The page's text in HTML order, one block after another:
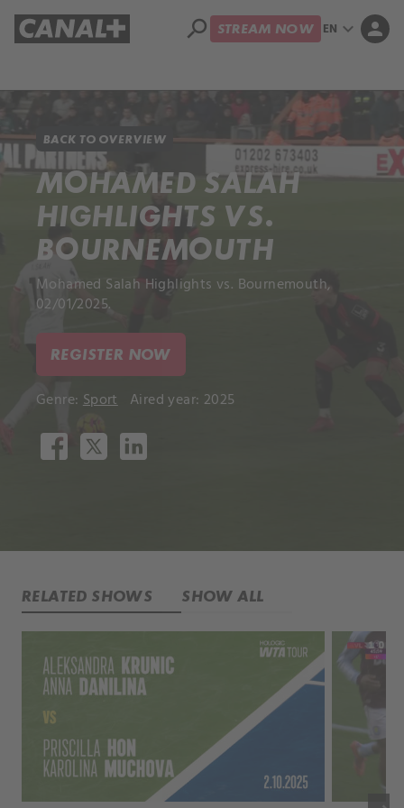
search STREAM NOW EN expand_more person
BACK TO OVERVIEW
MOHAMED SALAH
HIGHLIGHTS VS.
BOURNEMOUTH
Mohamed Salah Highlights vs. Bournemouth,
02/01/2025.
REGISTER NOW
Genre: Sport Aired year: 2025
RELATED SHOWS SHOW ALL